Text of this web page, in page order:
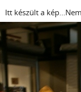
Itt készült a